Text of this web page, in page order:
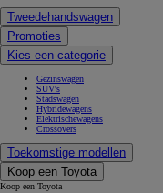
Tweedehandswagen
Promoties
Kies een categorie
Gezinswagen
SUV's
Stadswagen
Hybridewagens
Elektrischewagens
Crossovers
Toekomstige modellen
Koop een Toyota
Koop een Toyota